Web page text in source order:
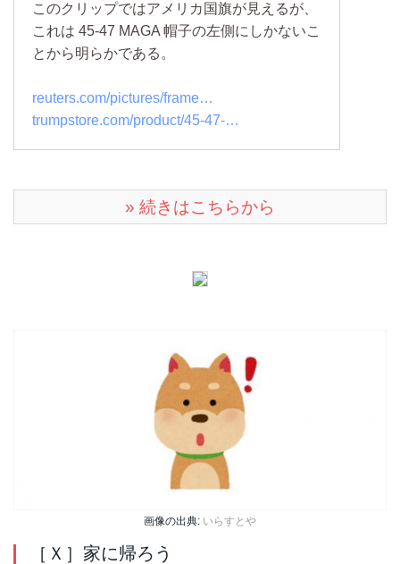
このクリップではアメリカ国旗が見えるが、
これは 45-47 MAGA 帽子の左側にしかないこ
とから明らかである。
reuters.com/pictures/frame…
trumpstore.com/product/45-47-…
» 続きはこちらから
画像の出典: いらすとや
［Ｘ］家に帰ろう